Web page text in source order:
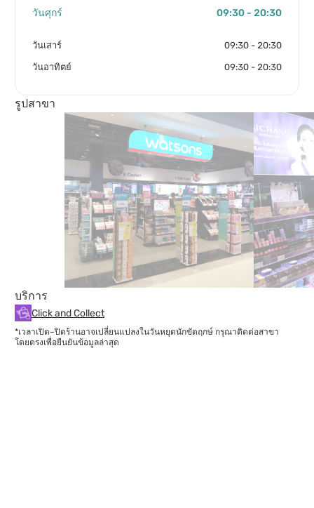
วันศุกร์ 09:30 - 20:30
วันเสาร์ 09:30 - 20:30
วันอาทิตย์ 09:30 - 20:30
รูปสาขา
บริการ
Click and Collect
*เวลาเปิด–ปิดร้านอาจเปลี่ยนแปลงในวันหยุดนักขัตฤกษ์ กรุณาติดต่อสาขา
โดยตรงเพื่อยืนยันข้อมูลล่าสุด